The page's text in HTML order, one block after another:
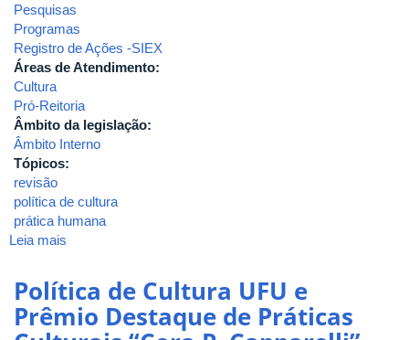
Pesquisas
Programas
Registro de Ações -SIEX
Áreas de Atendimento:
Cultura
Pró-Reitoria
Âmbito da legislação:
Âmbito Interno
Tópicos:
revisão
política de cultura
prática humana
Leia mais
RESOLUÇÃO
Nº
13/2019,
CONSUN
Política de Cultura UFU e
Prêmio Destaque de Práticas